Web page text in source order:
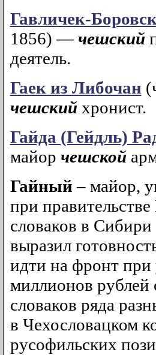
Гавличек-
1856) —чешский
деятель.
Гаек из Либочан
чешскийхронист.
Гайда (Гейдль)
майор чешской
Гайный – майор,
при
словаков в Сибири
выразил
идти на фронт при
миллионов рублей
словаков ряда
в Чехословацком
русофильских